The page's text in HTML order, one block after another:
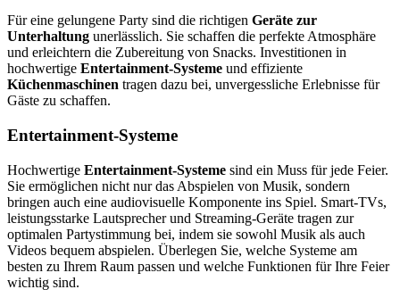
Für eine gelungene Party sind die richtigen Geräte zur
Unterhaltung unerlässlich. Sie schaffen die perfekte Atmosphäre
und erleichtern die Zubereitung von Snacks. Investitionen in
hochwertige Entertainment-Systeme und effiziente
Küchenmaschinen tragen dazu bei, unvergessliche Erlebnisse für
Gäste zu schaffen.
Entertainment-Systeme
Hochwertige Entertainment-Systeme sind ein Muss für jede Feier.
Sie ermöglichen nicht nur das Abspielen von Musik, sondern
bringen auch eine audiovisuelle Komponente ins Spiel. Smart-TVs,
leistungsstarke Lautsprecher und Streaming-Geräte tragen zur
optimalen Partystimmung bei, indem sie sowohl Musik als auch
Videos bequem abspielen. Überlegen Sie, welche Systeme am
besten zu Ihrem Raum passen und welche Funktionen für Ihre Feier
wichtig sind.